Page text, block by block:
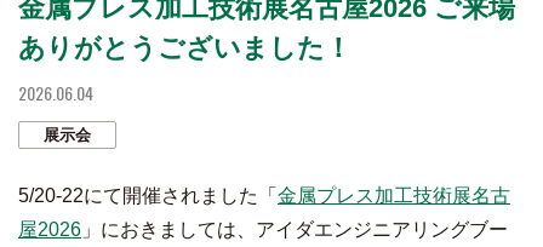
金属プレス加工技術展名古屋2026 ご来場
ありがとうございました！
2026.06.04
展示会
5/20-22にて開催されました「 金属プレス加工技術展名古
屋2026 」におきましては、アイダエンジニアリングブー